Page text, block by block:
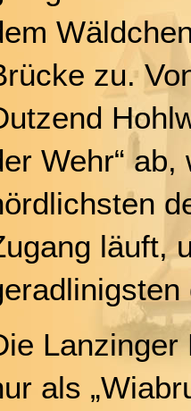
zu.
Wehr“ ab,
läuft,
als